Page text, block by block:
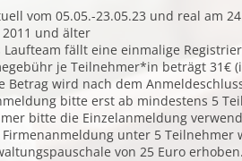
vom 05.05.-23.05.23 und real am
2011 und älter
Laufteam fällt eine einmalige
je Teilnehmer*in beträgt 31€
Betrag wird nach dem
bitte erst ab mindestens 5
bitte die Einzelanmeldung
Firmenanmeldung unter 5 Teilnehmer
von 25 Euro erhoben.